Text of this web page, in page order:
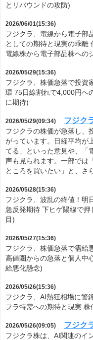
とリバウンドの攻防)
2026/06/01(15:36)
フジクラ、電線から電子部
としての期待と現実の乖離
電線株から電子部品株への
2026/05/29(15:36)
フジクラ、株価急落で投資
環 75日線割れで4,000円へ
に期待)
2026/05/29(09:34) フジク
フジクラの株価が急落し、
がっています。日経平均が
てる」といった意見や、「
声も見られます。一部では
ところを買いたい」と、さ
2026/05/28(15:36)
フジクラ、波乱の終値！明
急反発期待 下ヒゲ陽線で
目)
2026/05/27(15:36)
フジクラ、株価急落で需給
高値圏からの急落と個人中
給悪化懸念)
2026/05/26(15:36)
フジクラ、AI熱狂相場に警
フラ特需への期待と現実
2026/05/26(09:05) フジク
フジクラ株は、AI関連のイ